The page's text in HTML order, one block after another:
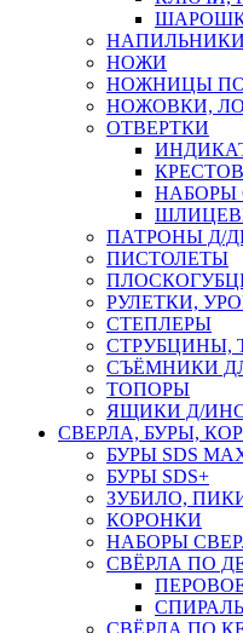
НОЖИ
НОЖНИЦЫ
НОЖОВКИ,
ОТВЕРТКИ
НАБОРЫ
ПАТРОНЫ Д/
ПИСТОЛЕТЫ
РУЛЕТКИ,
СТЕПЛЕРЫ
СТРУБЦИНЫ,
СЪЁМНИКИ
ТОПОРЫ
ЯЩИКИ Д/
СВЕРЛА, БУРЫ,
БУРЫ SDS
БУРЫ SDS+
ЗУБИЛО, ПИКИ
КОРОНКИ
НАБОРЫ
СВЁРЛА ПО
СВЁРЛА ПО